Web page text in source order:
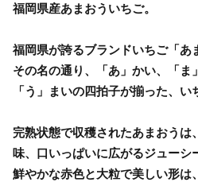
福岡県産あまおういちご。
福岡県が誇るブランドいちご「あ
その名の通り、「あ」かい、「ま
「う」まいの四拍子が揃った、い
完熟状態で収穫されたあまおうは
味、口いっぱいに広がるジューシ
鮮やかな赤色と大粒で美しい形は